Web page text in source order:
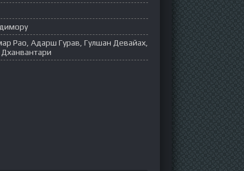
Рао, Адарш Гурав, Гулшан Девайах,